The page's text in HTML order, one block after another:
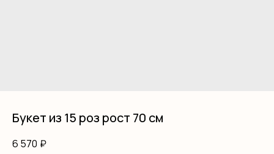
Букет из 15 роз рост 70 см
6 570 ₽